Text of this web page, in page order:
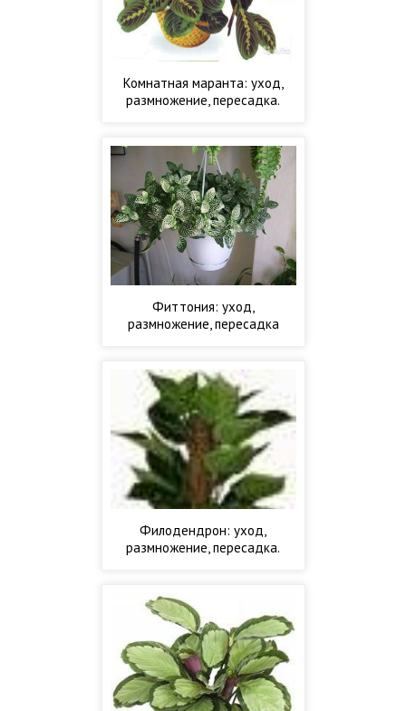
Комнатная маранта: уход,
размножение, пересадка.
Фиттония: уход,
размножение, пересадка
Филодендрон: уход,
размножение, пересадка.